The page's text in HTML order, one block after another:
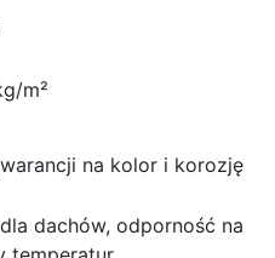
m²
na kolor i korozję
dachów, odporność na